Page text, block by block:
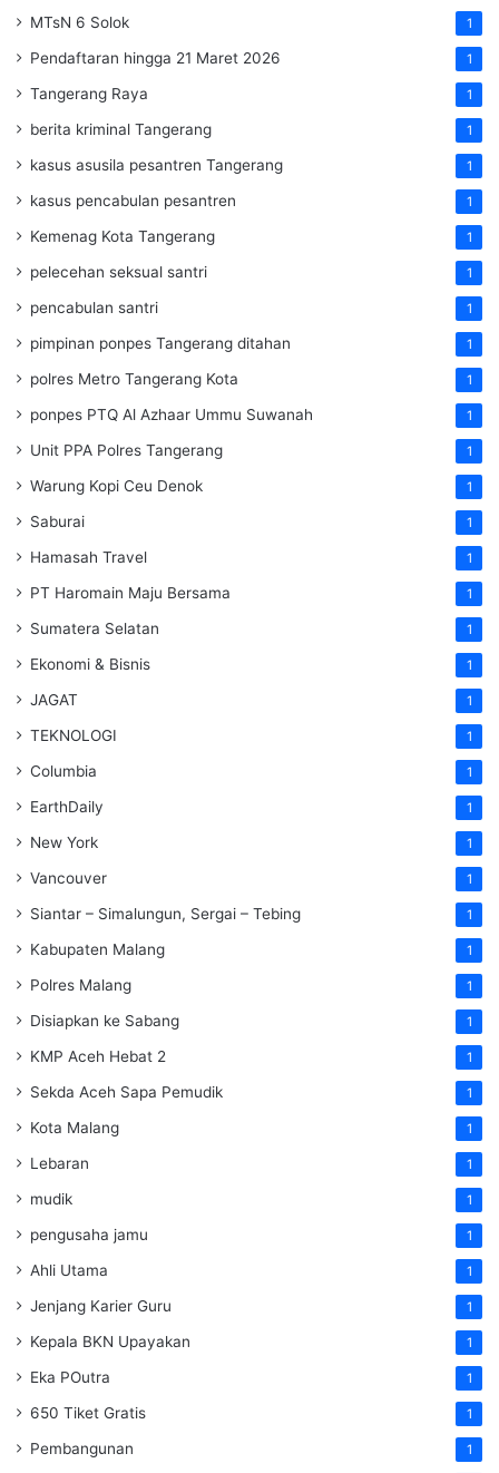
MTsN 6 Solok 1
Pendaftaran hingga 21 Maret 2026 1
Tangerang Raya 1
berita kriminal Tangerang 1
kasus asusila pesantren Tangerang 1
kasus pencabulan pesantren 1
Kemenag Kota Tangerang 1
pelecehan seksual santri 1
pencabulan santri 1
pimpinan ponpes Tangerang ditahan 1
polres Metro Tangerang Kota 1
ponpes PTQ Al Azhaar Ummu Suwanah 1
Unit PPA Polres Tangerang 1
Warung Kopi Ceu Denok 1
Saburai 1
Hamasah Travel 1
PT Haromain Maju Bersama 1
Sumatera Selatan 1
Ekonomi & Bisnis 1
JAGAT 1
TEKNOLOGI 1
Columbia 1
EarthDaily 1
New York 1
Vancouver 1
Siantar – Simalungun, Sergai – Tebing 1
Kabupaten Malang 1
Polres Malang 1
Disiapkan ke Sabang 1
KMP Aceh Hebat 2 1
Sekda Aceh Sapa Pemudik 1
Kota Malang 1
Lebaran 1
mudik 1
pengusaha jamu 1
Ahli Utama 1
Jenjang Karier Guru 1
Kepala BKN Upayakan 1
Eka POutra 1
650 Tiket Gratis 1
Pembangunan 1